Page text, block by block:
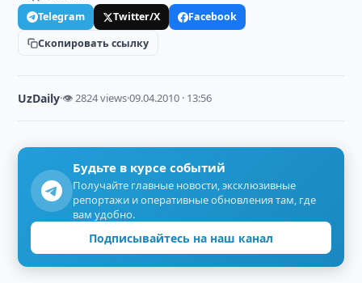
Telegram Twitter/X
Facebook
Скопировать ссылку
UzDaily·👁 2824 views·09.04.2010 · 13:56
Будьте в курсе событий
Получайте главные новости, эксклюзивные
репортажи и оперативные обновления там, где
вам удобно.
Подписывайтесь на наш канал